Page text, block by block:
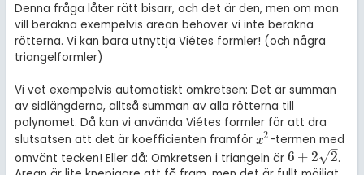
Denna fråga låter rätt bisarr, och det är den, men om man
vill beräkna exempelvis arean behöver vi inte beräkna
rötterna. Vi kan bara utnyttja Viétes formler! (och några
triangelformler)
Vi vet exempelvis automatiskt omkretsen: Det är summan
av sidlängderna, alltså summan av alla rötterna till
polynomet. Då kan vi använda Viétes formler för att dra
slutsatsen att det är koefficienten framför x2
x2-termen med
omvänt tecken! Eller då: Omkretsen i triangeln är 6 + 2 2
–
√
6 +2 2
.